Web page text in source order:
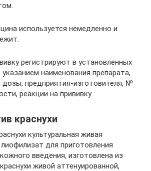
используется немедленно и
регистрируют в установленных
наименования препарата,
предприятия-изготовителя, №
реакции на прививку.
краснухи
культуральная живая
для приготовления
введения, изготовлена из
живой аттенуированной,